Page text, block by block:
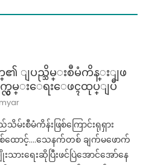
၏ ျပည္သိမ္းစီမံကိန္းျဖ
လွမ္းေရးေဖၚထုပ္ျပီ
းစီမံကိန်းဖြစ်ကြောင်းရုရှား
ောင့်….သေနက်တစ် ချက်မဖောက်
သားရေးဆိုပြီးဖင်ပြဲအောင်အော်နေ